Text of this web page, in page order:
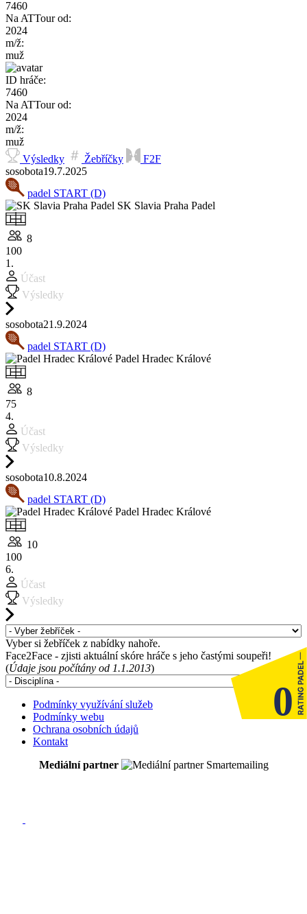
7460
Na ATTour od:
2024
m/ž:
muž
0
ID hráče:
7460
Na ATTour od:
2024
m/ž:
muž
Výsledky
Žebříčky
F2F
sosobota19.7.2025
padel START (D)
SK Slavia Praha Padel
8
100
1.
Účast
Výsledky
sosobota21.9.2024
padel START (D)
Padel Hradec Králové
8
75
4.
Účast
Výsledky
sosobota10.8.2024
padel START (D)
Padel Hradec Králové
10
100
6.
Účast
Výsledky
Vyber si žebříček z nabídky nahoře.
Face2Face - zjisti aktuální skóre hráče s jeho častými soupeři!
(Údaje jsou počítány od 1.1.2013)
Podmínky využívání služeb
Podmínky webu
Ochrana osobních údajů
Kontakt
Mediální partner